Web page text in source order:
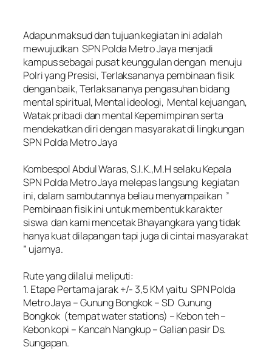
‎Adapun maksud dan tujuan kegiatan ini adalah
mewujudkan SPN Polda Metro Jaya menjadi
kampus sebagai pusat keunggulan dengan menuju
Polri yang Presisi, Terlaksananya pembinaan fisik
dengan baik, Terlaksananya pengasuhan bidang
mental spiritual, Mental ideologi, Mental kejuangan,
Watak pribadi dan mental Kepemimpinan serta
mendekatkan diri dengan masyarakat di lingkungan
SPN Polda Metro Jaya
‎Kombespol Abdul Waras, S.I.K.,M.H selaku Kepala
SPN Polda Metro Jaya melepas langsung kegiatan
ini, dalam sambutannya beliau menyampaikan ”
Pembinaan fisik ini untuk membentuk karakter
siswa dan kami mencetak Bhayangkara yang tidak
hanya kuat dilapangan tapi juga di cintai masyarakat
” ujarnya.
‎Rute yang dilalui meliputi:
‎1. Etape Pertama jarak +/- 3,5 KM yaitu SPN Polda
Metro Jaya – Gunung Bongkok – SD Gunung
Bongkok (tempat water stations) – Kebon teh –
Kebon kopi – Kancah Nangkup – Galian pasir Ds.
Sungapan.